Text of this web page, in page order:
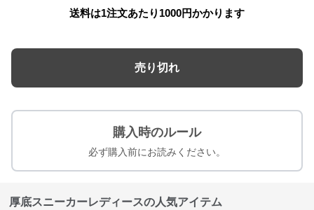
送料は1注文あたり 1000円かかります
売り切れ
購入時のルール
必ず購入前にお読みください。
厚底スニーカーレディースの人気アイテム